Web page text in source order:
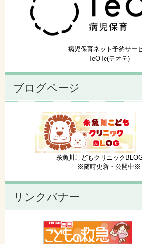
病児保育ネット予約サー
TeOTe(テオテ)
ブログページ
糸魚川こどもクリニック
※随時更新・公開中※
リンクバナー